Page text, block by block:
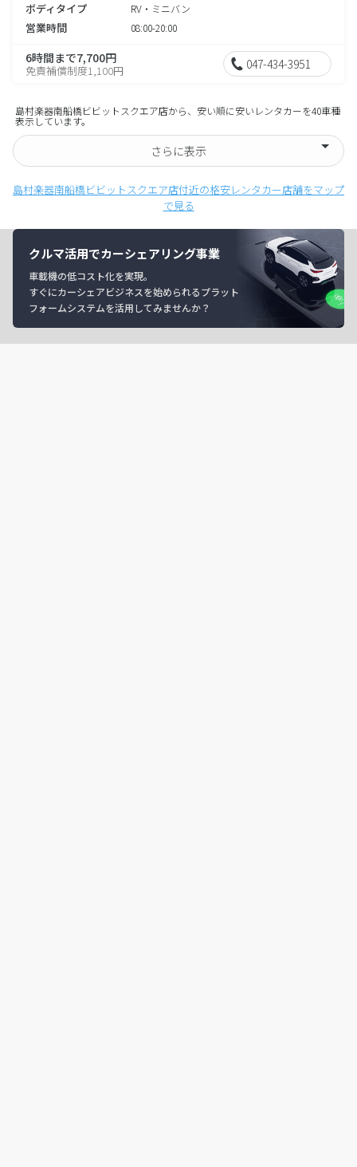
ボディタイプ RV・ミニバン
営業時間 08:00-20:00
6時間まで7,700円
免責補償制度1,100円 047-434-3951
島村楽器南船橋ビビットスクエア店から、安い順に安いレンタカーを40車種
表示しています。
さらに表示
島村楽器南船橋ビビットスクエア店付近の格安レンタカー店舗をマップ
で見る
クルマ活用でカーシェアリング事業
車載機の低コスト化を実現。
すぐにカーシェアビジネスを始められるプラット
フォームシステムを活用してみませんか？